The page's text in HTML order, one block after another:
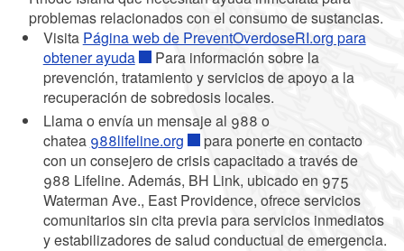
problemas relacionados con el consumo de sustancias.
Visita Página web de PreventOverdoseRI.org para
obtener ayuda
Para información sobre la
prevención, tratamiento y servicios de apoyo a la
recuperación de sobredosis locales.
Llama o envía un mensaje al 988 o
chatea 988lifeline.org
para ponerte en contacto
con un consejero de crisis capacitado a través de
988 Lifeline. Además, BH Link, ubicado en 975
Waterman Ave., East Providence, ofrece servicios
comunitarios sin cita previa para servicios inmediatos
y estabilizadores de salud conductual de emergencia.